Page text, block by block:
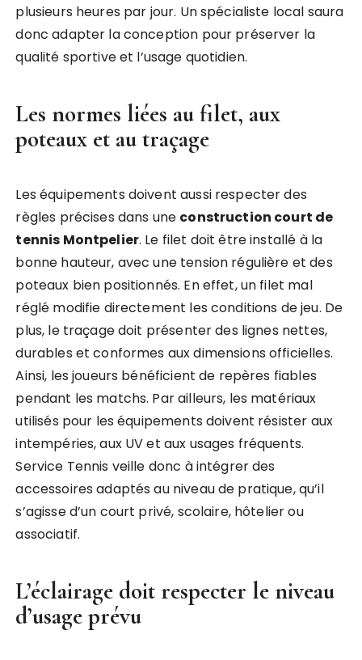
plusieurs heures par jour. Un spécialiste local saura
donc adapter la conception pour préserver la
qualité sportive et l’usage quotidien.
Les normes liées au filet, aux
poteaux et au traçage
Les équipements doivent aussi respecter des
règles précises dans une construction court de
tennis Montpelier. Le filet doit être installé à la
bonne hauteur, avec une tension régulière et des
poteaux bien positionnés. En effet, un filet mal
réglé modifie directement les conditions de jeu. De
plus, le traçage doit présenter des lignes nettes,
durables et conformes aux dimensions officielles.
Ainsi, les joueurs bénéficient de repères fiables
pendant les matchs. Par ailleurs, les matériaux
utilisés pour les équipements doivent résister aux
intempéries, aux UV et aux usages fréquents.
Service Tennis veille donc à intégrer des
accessoires adaptés au niveau de pratique, qu’il
s’agisse d’un court privé, scolaire, hôtelier ou
associatif.
L’éclairage doit respecter le niveau
d’usage prévu